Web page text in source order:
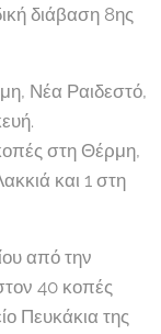
διάβαση 8ης
Νέα Ραιδεστό,
στη Θέρμη,
και 1 στη
από την
40 κοπές
Πευκάκια της